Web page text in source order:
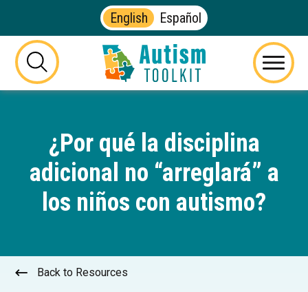
English Español
this
button
visibility
of
the
website
Autism
Toolkit
Menu
¿Por qué la disciplina
adicional no “arreglará” a
los niños con autismo?
Back to Resources